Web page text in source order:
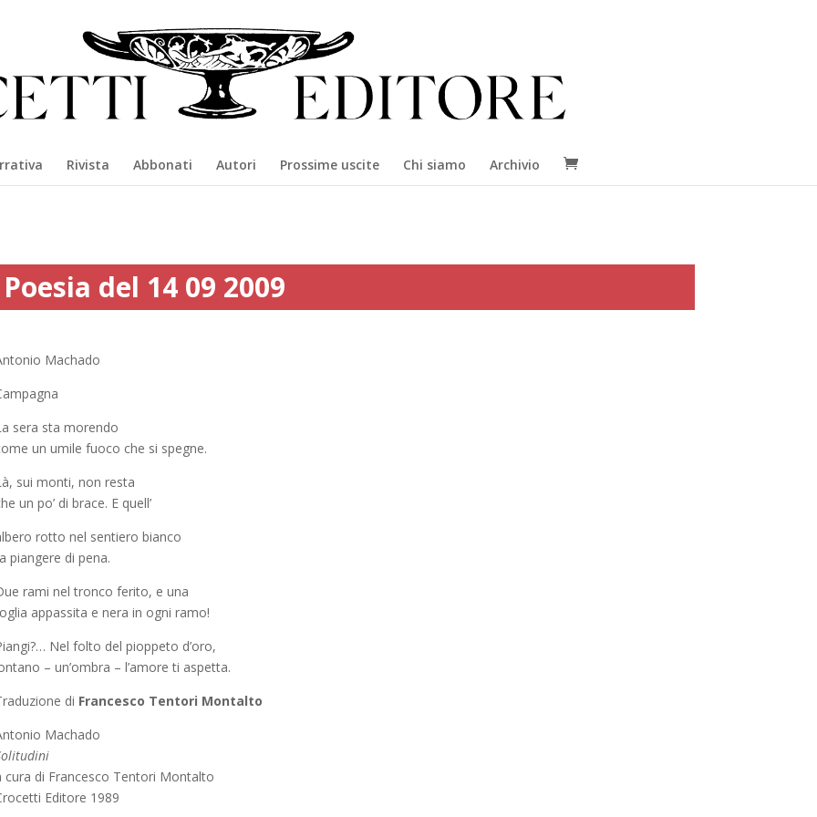
Rivista Abbonati Autori Prossime uscite Chi siamo Archivio
Poesia del 14 09 2009
Machado
sera sta morendo
un umile fuoco che si spegne.
sui monti, non resta
un po’ di brace. E quell’
rotto nel sentiero bianco
piangere di pena.
rami nel tronco ferito, e una
appassita e nera in ogni ramo!
Nel folto del pioppeto d’oro,
– un’ombra – l’amore ti aspetta.
di Francesco Tentori Montalto
Machado
cura di Francesco Tentori Montalto
Editore 1989